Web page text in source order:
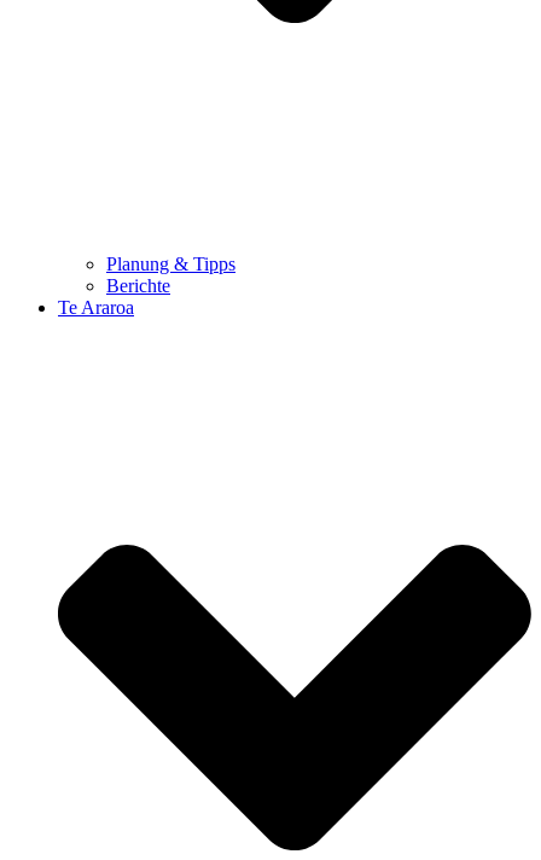
Planung & Tipps
Berichte
Te Araroa